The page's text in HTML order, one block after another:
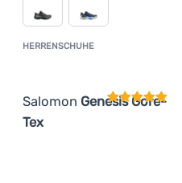
HERRENSCHUHE
Salomon Genesis Gore-
Tex